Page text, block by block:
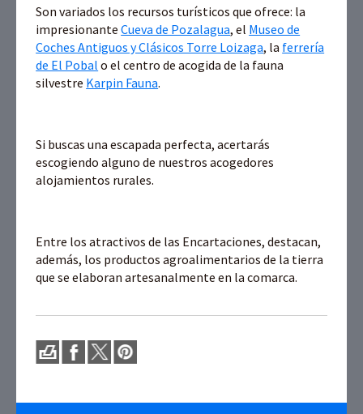
Son variados los recursos turísticos que ofrece: la
impresionanteCueva de Pozalagua, el Museo de
Coches Antiguos y Clásicos Torre Loizaga, la ferrería
de El Pobal o el centro de acogida de la fauna
silvestre Karpin Fauna.
Si buscas una escapada perfecta, acertarás
escogiendo alguno de nuestros acogedores
alojamientos rurales.
Entre los atractivos de las Encartaciones, destacan,
además, los productos agroalimentarios de la tierra
que se elaboran artesanalmente en la comarca.